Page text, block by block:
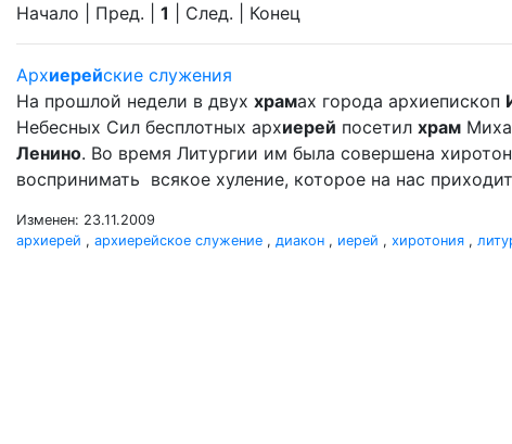
Начало | Пред. | 1 | След. | Конец
Архиерейские служения
На прошлой недели в двух храмах города архиепископ
Небесных Сил бесплотных архиерей посетил храм
Ленино. Во время Литургии им была совершена
воспринимать всякое хуление, которое на нас
Изменен: 23.11.2009
архиерей , архиерейское служение , диакон , иерей , хиротония ,